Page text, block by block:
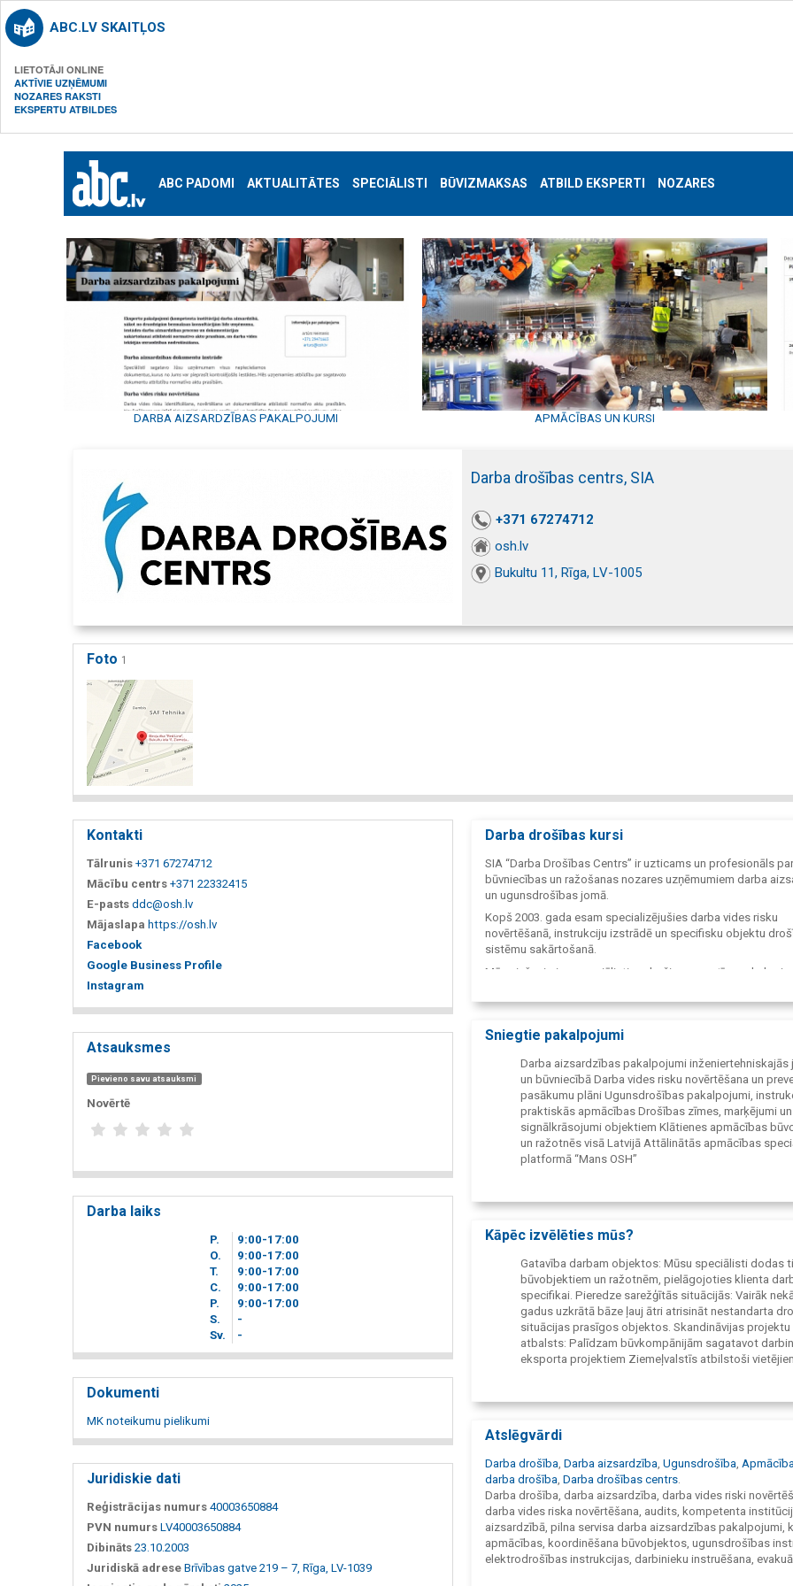
ABC.LV SKAITĻOS
LIETOTĀJI ONLINE
AKTĪVIE UZŅĒMUMI
NOZARES RAKSTI
EKSPERTU ATBILDES
ABC PADOMI AKTUALITĀTES SPECIĀLISTI BŪVIZMAKSAS ATBILD EKSPERTI NOZARES
DARBA AIZSARDZĪBAS PAKALPOJUMI APMĀCĪBAS UN KURSI
Darba drošības centrs, SIA
+371 67274712
osh.lv
Bukultu 11, Rīga, LV-1005
Foto 1
Kontakti
Tālrunis +371 67274712
Mācību centrs +371 22332415
E-pasts ddc@osh.lv
Mājaslapa https://osh.lv
Facebook
Google Business Profile
Instagram
Atsauksmes
Pievieno savu atsauksmi
Novērtē
Darba laiks
P. 9 00-17 00
O.
9 00-17 00
T.
9 00-17 00
C.
9 00-17 00
P.
9 00-17 00
S.
-
Sv.
-
Dokumenti
MK noteikumu pielikumi
Juridiskie dati
Reģistrācijas numurs 40003650884
PVN numurs LV40003650884
Dibināts 23.10.2003
Juridiskā adrese Brīvības gatve 219 – 7, Rīga, LV-1039
Darba drošības kursi
SIA “Darba Drošības Centrs” ir uzticams un profesionāls
būvniecības un ražošanas nozares uzņēmumiem darba
un ugunsdrošības jomā.
Kopš 2003. gada esam specializējušies darba vides risku
novērtēšanā, instrukciju izstrādē un specifisku objektu
sistēmu sakārtošanā.
Mūsu inženieri un speciālisti nodrošina operatīvu
sniegšanu un dokumentācijas sagatavošanu tieši
Latvijā. Tāpat uzņēmums nodrošina licencētu mācību
tostarp kvalifikācijai darbam Skandināvijas valstu (Somija,
Sniegtie pakalpojumi
Darba aizsardzības pakalpojumi inženiertehniskajās
un būvniecībā Darba vides risku novērtēšana un
pasākumu plāni Ugunsdrošības pakalpojumi,
praktiskās apmācības Drošības zīmes, marķējumi un
signālkrāsojumi objektiem Klātienes apmācības
un ražotnēs visā Latvijā Attālinātās apmācības
platformā “Mans OSH”
Kāpēc izvēlēties mūs?
Gatavība darbam objektos: Mūsu speciālisti dodas
būvobjektiem un ražotnēm, pielāgojoties klienta
specifikai. Pieredze sarežģītās situācijās: Vairāk
gadus uzkrātā bāze ļauj ātri atrisināt nestandarta
situācijas prasīgos objektos. Skandināvijas projektu
atbalsts: Palīdzam būvkompānijām sagatavot
eksporta projektiem Ziemeļvalstīs atbilstoši
Atslēgvārdi
Darba drošība Darba aizsardzība Ugunsdrošība
darba drošība Darba drošības centrs
Darba drošība, darba aizsardzība, darba vides riski
darba vides riska novērtēšana, audits, kompetenta
aizsardzībā, pilna servisa darba aizsardzības pakalpojumi,
apmācības, koordinēšana būvobjektos, ugunsdrošības
elektrodrošības instrukcijas, darbinieku instruēšana,
plāni, drošības zīmes, drošības zīme, plakāti, drošības